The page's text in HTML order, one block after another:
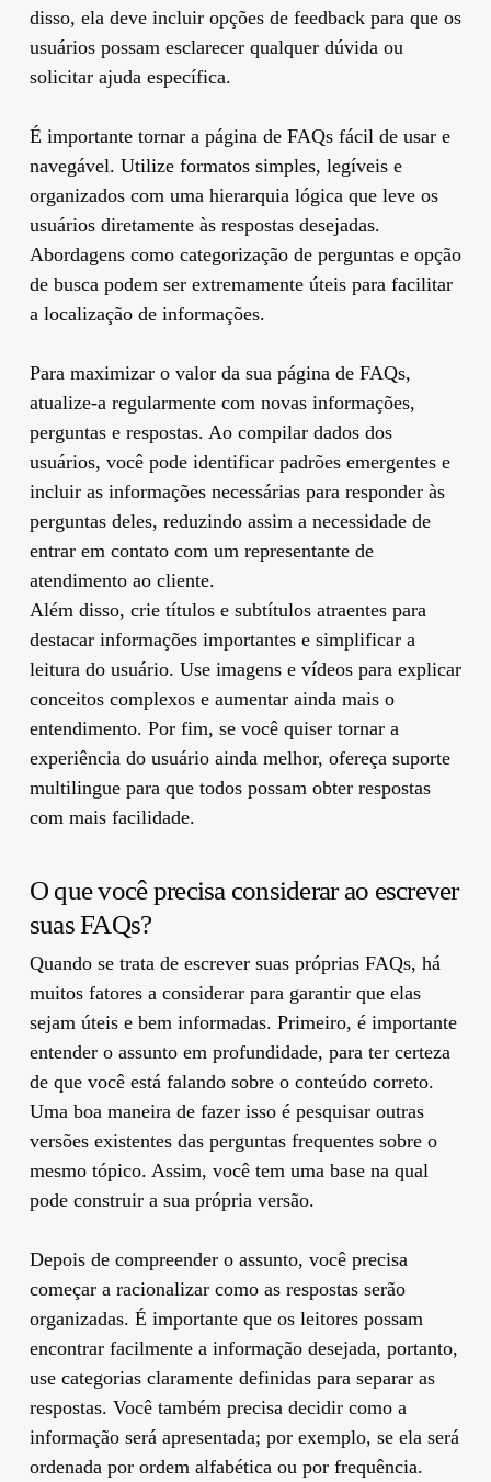
disso, ela deve incluir opções de feedback para que os
usuários possam esclarecer qualquer dúvida ou
solicitar ajuda específica.
É importante tornar a página de FAQs fácil de usar e
navegável. Utilize formatos simples, legíveis e
organizados com uma hierarquia lógica que leve os
usuários diretamente às respostas desejadas.
Abordagens como categorização de perguntas e opção
de busca podem ser extremamente úteis para facilitar
a localização de informações.
Para maximizar o valor da sua página de FAQs,
atualize-a regularmente com novas informações,
perguntas e respostas. Ao compilar dados dos
usuários, você pode identificar padrões emergentes e
incluir as informações necessárias para responder às
perguntas deles, reduzindo assim a necessidade de
entrar em contato com um representante de
atendimento ao cliente.
Além disso, crie títulos e subtítulos atraentes para
destacar informações importantes e simplificar a
leitura do usuário. Use imagens e vídeos para explicar
conceitos complexos e aumentar ainda mais o
entendimento. Por fim, se você quiser tornar a
experiência do usuário ainda melhor, ofereça suporte
multilingue para que todos possam obter respostas
com mais facilidade.
O que você precisa considerar ao escrever
suas FAQs?
Quando se trata de escrever suas próprias FAQs, há
muitos fatores a considerar para garantir que elas
sejam úteis e bem informadas. Primeiro, é importante
entender o assunto em profundidade, para ter certeza
de que você está falando sobre o conteúdo correto.
Uma boa maneira de fazer isso é pesquisar outras
versões existentes das perguntas frequentes sobre o
mesmo tópico. Assim, você tem uma base na qual
pode construir a sua própria versão.
Depois de compreender o assunto, você precisa
começar a racionalizar como as respostas serão
organizadas. É importante que os leitores possam
encontrar facilmente a informação desejada, portanto,
use categorias claramente definidas para separar as
respostas. Você também precisa decidir como a
informação será apresentada; por exemplo, se ela será
ordenada por ordem alfabética ou por frequência.